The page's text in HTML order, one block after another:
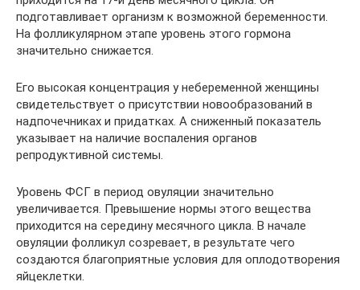
подготавливает организм к возможной беременности.
На фолликулярном этапе уровень этого гормона
значительно снижается.
Его высокая концентрация у небеременной женщины
свидетельствует о присутствии новообразований в
надпочечниках и придатках. А сниженный показатель
указывает на наличие воспаления органов
репродуктивной системы.
Уровень ФСГ в период овуляции значительно
увеличивается. Превышение нормы этого вещества
приходится на середину месячного цикла. В начале
овуляции фолликул созревает, в результате чего
создаются благоприятные условия для оплодотворения
яйцеклетки.